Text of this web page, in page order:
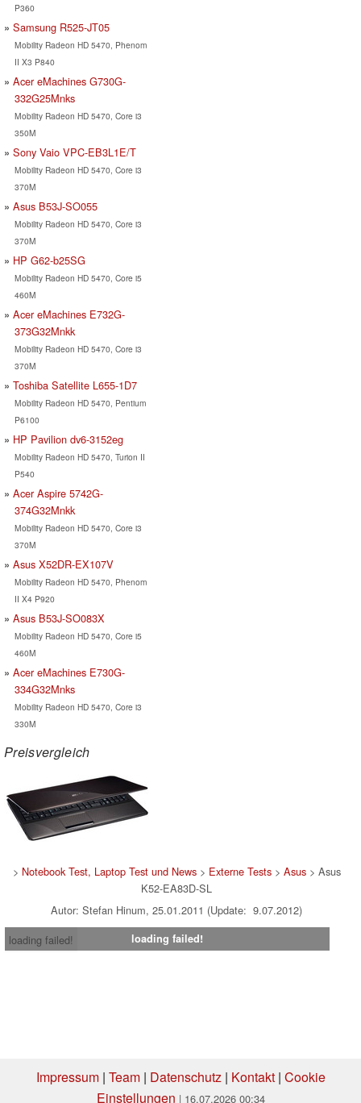
P360
Samsung R525-JT05
Mobility Radeon HD 5470, Phenom
II X3 P840
Acer eMachines G730G-
332G25Mnks
Mobility Radeon HD 5470, Core i3
350M
Sony Vaio VPC-EB3L1E/T
Mobility Radeon HD 5470, Core i3
370M
Asus B53J-SO055
Mobility Radeon HD 5470, Core i3
370M
HP G62-b25SG
Mobility Radeon HD 5470, Core i5
460M
Acer eMachines E732G-
373G32Mnkk
Mobility Radeon HD 5470, Core i3
370M
Toshiba Satellite L655-1D7
Mobility Radeon HD 5470, Pentium
P6100
HP Pavilion dv6-3152eg
Mobility Radeon HD 5470, Turion II
P540
Acer Aspire 5742G-
374G32Mnkk
Mobility Radeon HD 5470, Core i3
370M
Asus X52DR-EX107V
Mobility Radeon HD 5470, Phenom
II X4 P920
Asus B53J-SO083X
Mobility Radeon HD 5470, Core i5
460M
Acer eMachines E730G-
334G32Mnks
Mobility Radeon HD 5470, Core i3
330M
Preisvergleich
> Notebook Test, Laptop Test und News> Externe Tests> Asus> Asus
K52-EA83D-SL
Autor: Stefan Hinum, 25.01.2011 (Update: 9.07.2012)
loading failed!
loading failed!
Impressum| Team| Datenschutz | Kontakt| Cookie
Einstellungen | 16.07.2026 00:34